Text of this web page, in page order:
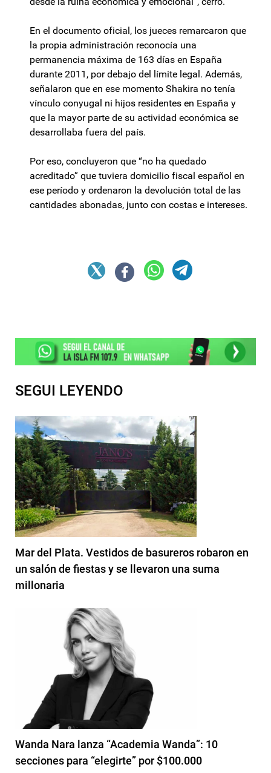
En el documento oficial, los jueces remarcaron que
la propia administración reconocía una
permanencia máxima de 163 días en España
durante 2011, por debajo del límite legal. Además,
señalaron que en ese momento Shakira no tenía
vínculo conyugal ni hijos residentes en España y
que la mayor parte de su actividad económica se
desarrollaba fuera del país.
Por eso, concluyeron que “no ha quedado
acreditado” que tuviera domicilio fiscal español en
ese período y ordenaron la devolución total de las
cantidades abonadas, junto con costas e intereses.
SEGUI LEYENDO
Mar del Plata. Vestidos de basureros robaron en
un salón de fiestas y se llevaron una suma
millonaria
Wanda Nara lanza “Academia Wanda”: 10
secciones para “elegirte” por $100.000